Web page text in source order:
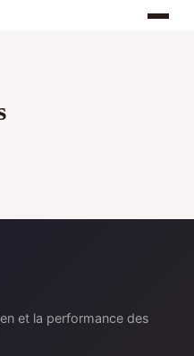
et la performance des